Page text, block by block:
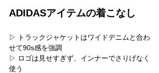
ADIDASアイテムの着こなし
▷ トラックジャケットはワイドデニムと合わ
せて90s感を強調
▷ ロゴは見せすぎず、インナーでさりげなく
使う